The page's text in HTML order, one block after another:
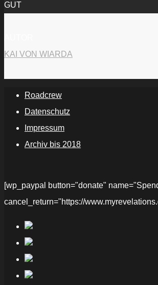
GUT
KAI VON WIARDA
Roadcrew
Datenschutz
Impressum
Archiv bis 2018
[wp_paypal button="donate"
cancel_return="https://